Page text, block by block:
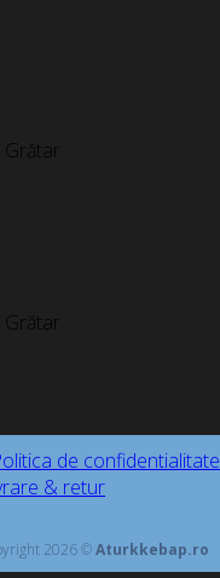
de confidentialitate
& retur
2026 ©Aturkkebap.ro